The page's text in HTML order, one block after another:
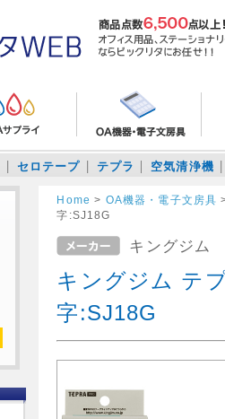
セロテープ テプラ 空気清浄機
Home > OA機器・電子文房具
字:SJ18G
キングジム
キングジム テ
字:SJ18G